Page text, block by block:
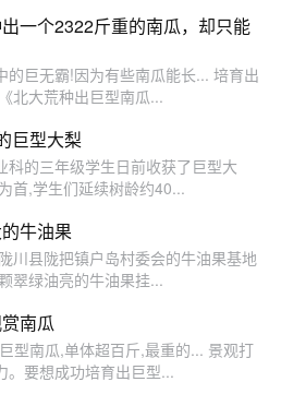
一个2322斤重的南瓜，却只能
的巨无霸!因为有些南瓜能长... 培育出
北大荒种出巨型南瓜...
巨型大梨
科的三年级学生日前收获了巨型大
首,学生们延续树龄约40...
牛油果
川县陇把镇户岛村委会的牛油果基地
翠绿油亮的牛油果挂...
南瓜
型南瓜,单体超百斤,最重的... 景观打
。要想成功培育出巨型...